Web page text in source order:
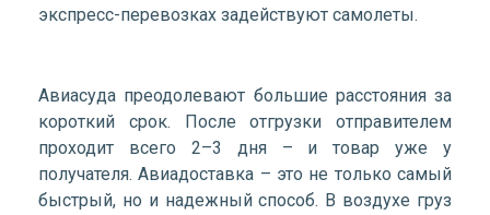
экспресс-перевозках задействуют самолеты.
Авиасуда преодолевают большие расстояния за
короткий срок. После отгрузки отправителем
проходит всего 2–3 дня – и товар уже у
получателя. Авиадоставка – это не только самый
быстрый, но и надежный способ. В воздухе груз